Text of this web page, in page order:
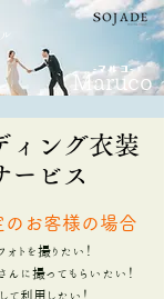
Maruco
-​マルコ-
ィング衣装
ービス
お客様の場合
トを撮りたい！
んに撮ってもらいたい！
利用したい！